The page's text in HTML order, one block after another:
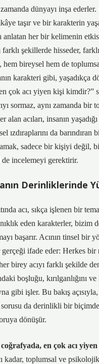
dünyayı inşa
taşır ve bir karakterin
anlatan her bir kelimenin
farklı şekillerde hisseder,
hem bireysel hem de
karakteri gibi, yaşadıkça
çok acı yiyen kişi kimdir?”
sormaz, aynı zamanda bir
alan acıları, insanın
ızdıraplarını da barındıran
sadece bir kişiyi değil,
incelemeyi gerektirir.
Derinliklerinde
acı, sıkça işlenen bir
eden karakterler, bizim
başarır. Acının tinsel bir
ifade eder: Herkes bir
birey acıyı farklı şekilde
boşluğu, kırılganlığını
gibi işler. Bu bakış
da derinlikli bir
dönüşür.
coğrafyada, en çok acı
kadar, toplumsal ve